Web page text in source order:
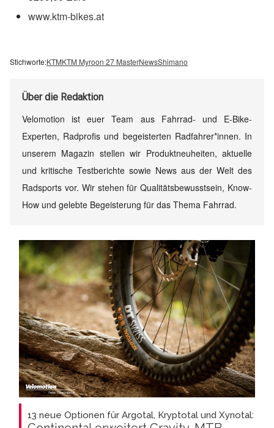
www.ktm-bikes.at
Stichworte:KTMKTM Myroon 27 MasterNewsShimano
Überdie Redaktion
Velomotion ist euer Team aus Fahrrad- und E-Bike-
Experten, Radprofis und begeisterten Radfahrer*innen. In
unserem Magazin stellen wir Produktneuheiten, aktuelle
und kritische Testberichte sowie News aus der Welt des
Radsports vor. Wir stehen für Qualitätsbewusstsein, Know-
How und gelebte Begeisterung für das Thema Fahrrad.
13 neue Optionen für Argotal, Kryptotal und Xynotal: